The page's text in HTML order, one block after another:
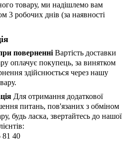
товару, ми надішлемо вам
3 робочих днів (за наявності
поверненні Вартість доставки
оплачує покупець, за винятком
здійснюється через нашу
Для отримання додаткової
питань, пов'язаних з обміном
будь ласка, звертайтесь до нашої
81 40